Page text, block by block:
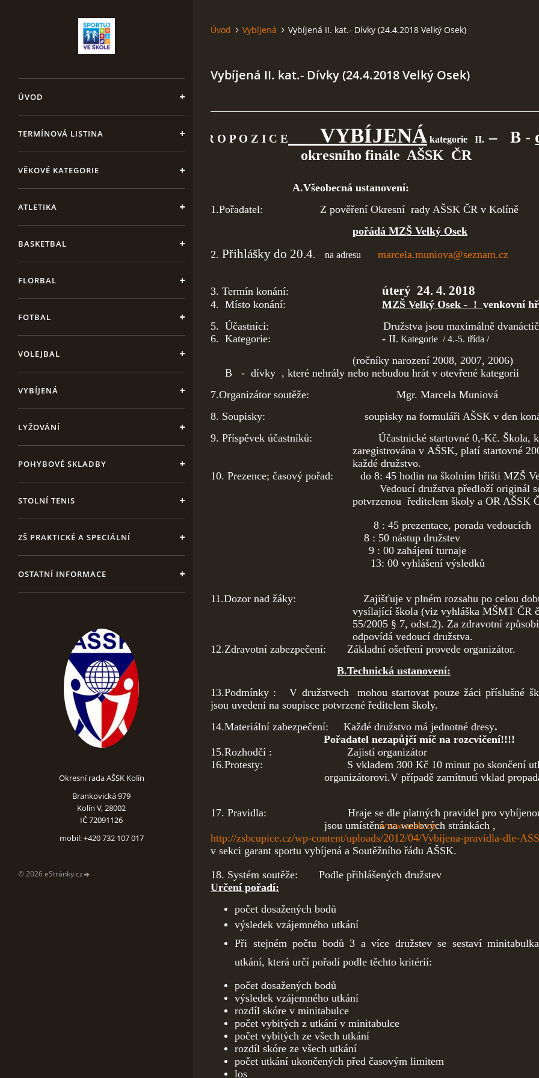
ÚVOD
TERMÍNOVÁ LISTINA
VĚKOVÉ KATEGORIE
ATLETIKA
BASKETBAL
FLORBAL
FOTBAL
VOLEJBAL
VYBÍJENÁ
LYŽOVÁNÍ
POHYBOVÉ SKLADBY
STOLNÍ TENIS
ZŠ PRAKTICKÉ A SPECIÁLNÍ
OSTATNÍ INFORMACE
Okresní rada AŠSK Kolín
Brankovická 979
Kolín V, 28002
IČ 72091126
mobil: +420 732 107 017
© 2026 eStránky.cz
Úvod Vybíjená Vybíjená II. kat.- Dívky (24.4.2018 Velký Osek)
Vybíjená II. kat.- Dívky (24.4.2018 Velký Osek)
P R O P O Z I C E VYBÍJENÁ kategorie II.– B -
okresního finále AŠSK ČR
A.Všeobecná ustanovení:
1.Pořadatel: Z pověření Okresní rady AŠSK ČR v Kolíně
pořádá MZŠ Velký Osek
2. Přihlášky do 20.4. na adresu marcela.muniova@seznam.cz
3. Termín konání: úterý 24. 4. 2018
4. Místo konání: MZŠ Velký Osek - ! venkovní
5. Účastníci: Družstva jsou maximálně
6. Kategorie:
- II. Kategorie / 4.-5. třída /
(ročníky narození 2008, 2007, 2006)
B - dívky , které nehrály nebo nebudou hrát v otevřené kategorii
7.Organizátor soutěže: Mgr. Marcela Muniová
8. Soupisky: soupisky na formuláři AŠSK v den
9. Příspěvek účastníků: Účastnické startovné 0,-Kč. Škola,
zaregistrována v AŠSK, platí startovné
každé družstvo.
10. Prezence; časový pořad: do 8: 45 hodin na školním hřišti MZŠ
Vedoucí družstva předloží originál
potvrzenou ředitelem školy a OR AŠSK
8 : 45 prezentace, porada vedoucích
8 : 50 nástup družstev
9 : 00 zahájení turnaje
13: 00 vyhlášení výsledků
11.Dozor nad žáky:
Zajišťuje v plném rozsahu po celou
vysílající škola (viz vyhláška MŠMT ČR
55/2005 § 7, odst.2). Za zdravotní
odpovídá vedoucí družstva.
12.Zdravotní zabezpečení: Základní ošetření provede organizátor.
B.Technická ustanovení:
13.Podmínky : V družstvech mohou startovat pouze žáci příslušné
jsou uvedeni na soupisce potvrzené ředitelem školy.
14.Materiální zabezpečení: Každé družstvo má jednotné dresy.
Pořadatel nezapůjčí míč na rozcvičení!!!!
15.Rozhodčí : Zajistí organizátor
16.Protesty: S vkladem 300 Kč 10 minut po skončení
organizátorovi.V případě zamítnutí vklad
17. Pravidla: Hraje se dle platných pravidel pro vybíjenou
jsou umístěná na webových stránkách
www.assk.cz
,
http://zsbcupice.cz/wp-content/uploads/2012/04/Vybijena-pravidla-dle-
v sekci garant sportu vybíjená a Soutěžního řádu AŠSK.
18. Systém soutěže: Podle přihlášených družstev
Určení pořadí:
počet dosažených bodů
výsledek vzájemného utkání
Při stejném počtu bodů 3 a více družstev se sestaví
utkání, která určí pořadí podle těchto kritérií:
počet dosažených bodů
výsledek vzájemného utkání
rozdíl skóre v minitabulce
počet vybitých z utkání v minitabulce
počet vybitých ze všech utkání
rozdíl skóre ze všech utkání
počet utkání ukončených před časovým limitem
los